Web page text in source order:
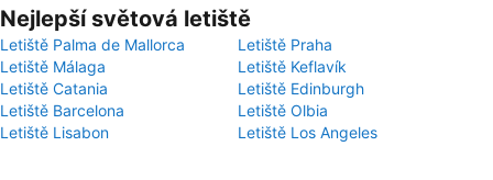
Nejlepší světová letiště
Letiště Palma de Mallorca
Letiště Praha
Letiště Málaga
Letiště Keflavík
Letiště Catania
Letiště Edinburgh
Letiště Barcelona
Letiště Olbia
Letiště Lisabon
Letiště Los Angeles